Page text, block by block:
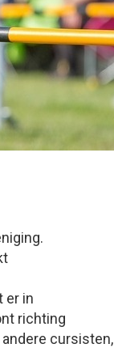
er in
richting
cursisten,